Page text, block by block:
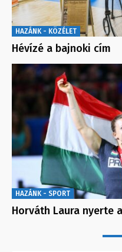
HAZÁNK - KÖZÉLET
Hévízé a bajnoki cím
HAZÁNK - SPORT
Horváth Laura nyerte